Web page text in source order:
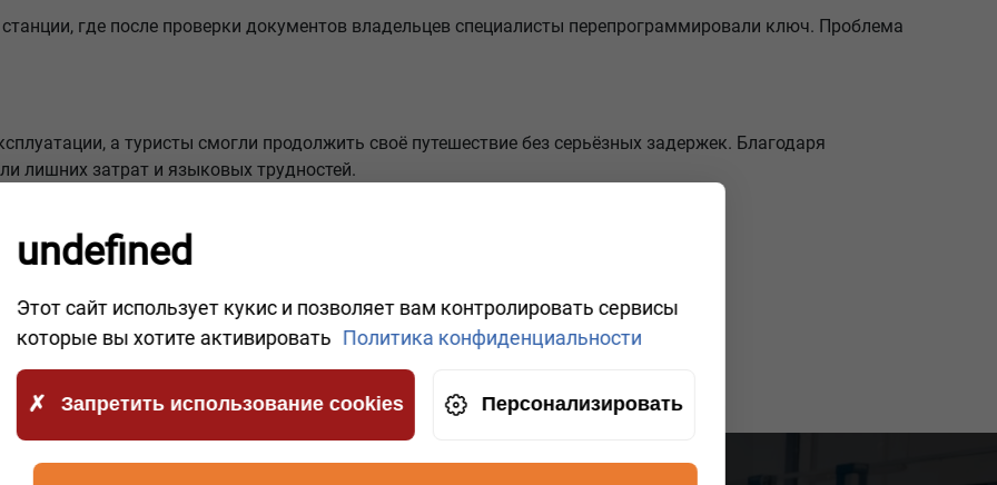
где после проверки документов владельцев специалисты перепрограммировали ключ. Проблема
а туристы смогли продолжить своё путешествие без серьёзных задержек. Благодаря
лишних затрат и языковых трудностей.
24/7
на русском языке
ситуациях на дорогах Европы.
undefined
Этот сайт использует кукис и позволяет вам контролировать сервисы
которые вы хотите активировать Политика конфиденциальности
Запретить использование cookies Персонализировать